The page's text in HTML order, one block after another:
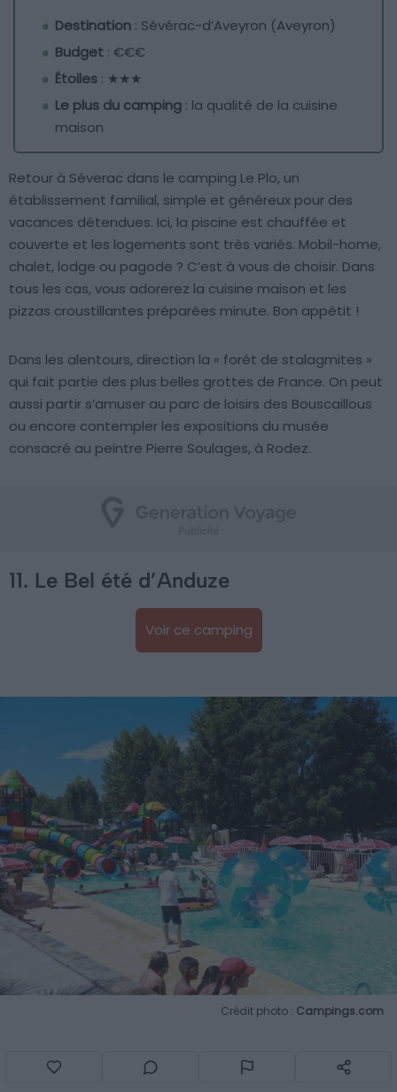
Destination : Sévérac-d’Aveyron (Aveyron)
Budget : €€€
Étoiles : ★★★
Le plus du camping : la qualité de la cuisine
maison
Retour à Séverac dans le camping Le Plo, un
établissement familial, simple et généreux pour des
vacances détendues. Ici, la piscine est chauffée et
couverte et les logements sont très variés. Mobil-home,
chalet, lodge ou pagode ? C’est à vous de choisir. Dans
tous les cas, vous adorerez la cuisine maison et les
pizzas croustillantes préparées minute. Bon appétit !
Dans les alentours, direction la « forêt de stalagmites »
qui fait partie des plus belles grottes de France. On peut
aussi partir s’amuser au parc de loisirs des Bouscaillous
ou encore contempler les expositions du musée
consacré au peintre Pierre Soulages, à Rodez.
11. Le Bel été d’Anduze
Voir ce camping
Crédit photo : Campings.com
Destination
: Anduze (Gard)